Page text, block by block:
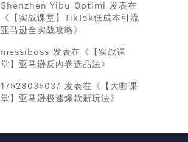
Shenzhen Yibu Optimi 发表在
《【实战课堂】TikTok低成本引流
亚马逊全实战攻略》
messiboss 发表在《【实战课
堂】亚马逊反内卷选品法》
17528035037 发表在《【大咖课
堂】亚马逊极速爆款新玩法》